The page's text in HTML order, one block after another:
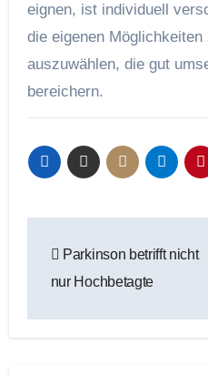
eignen, ist individuell
die eigenen
auszuwählen, die gut
bereichern.
Parkinson betrifft nicht
nur Hochbetagte